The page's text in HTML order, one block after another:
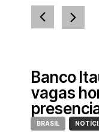
Banco
vagas
BRASIL